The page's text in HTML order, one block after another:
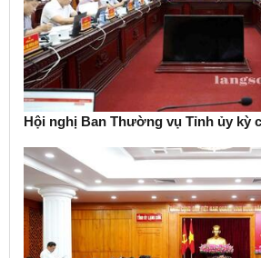
Hội nghị Ban Thường vụ Tỉnh ủy kỳ